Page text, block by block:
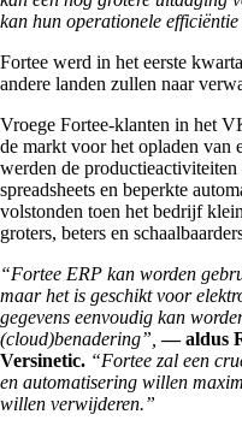
kan hun operationele
Fortee werd in het eerste
andere landen zullen naar
Vroege Fortee-klanten in het
de markt voor het opladen van
werden de productieactiviteiten
spreadsheets en beperkte
volstonden toen het bedrijf
groters, beters en
“Fortee ERP kan worden
maar het is geschikt voor
gegevens eenvoudig kan
(cloud)benadering”, — aldus
Versinetic. “Fortee zal een
en automatisering willen
willen verwijderen.”